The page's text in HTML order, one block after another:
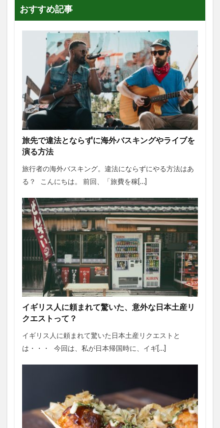
おすすめ記事
旅先で違法とならずに海外バスキングやライブを
演る方法
旅行者の海外バスキング。違法にならずにやる方法はあ
る？ こんにちは。 前回、「旅費を稼[…]
イギリス人に頼まれて驚いた、意外な日本土産リ
クエストって？
イギリス人に頼まれて驚いた日本土産リクエストと
は・・・ 今回は、私が日本帰国時に、イギ[…]